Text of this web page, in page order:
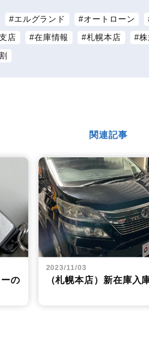
エルグランド オートローン
店 在庫情報 札幌本店
関連記事
の
2023/11/03
（札幌本店）新在庫入